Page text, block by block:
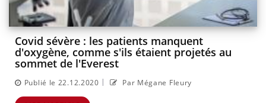
Covid sévère : les patients manquent
d'oxygène, comme s'ils étaient projetés au
sommet de l'Everest
Publié le 22.12.2020 | Par Mégane Fleury